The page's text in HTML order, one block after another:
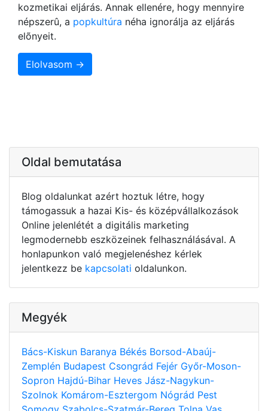
kozmetikai eljárás. Annak ellenére, hogy mennyire
népszerû, a popkultúra néha ignorálja az eljárás
elõnyeit.
Elolvasom →
Oldal bemutatása
Blog oldalunkat azért hoztuk létre, hogy
támogassuk a hazai Kis- és középvállalkozások
Online jelenlétét a digitális marketing
legmodernebb eszközeinek felhasználásával. A
honlapunkon való megjelenéshez kérlek
jelentkezz be kapcsolati oldalunkon.
Megyék
Bács-Kiskun Baranya Békés Borsod-Abaúj-
Zemplén Budapest Csongrád Fejér Győr-Moson-
Sopron Hajdú-Bihar Heves Jász-Nagykun-
Szolnok Komárom-Esztergom Nógrád Pest